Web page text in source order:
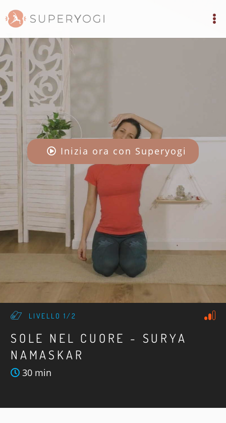
Inizia ora con Superyogi
LIVELLO 1/2
SOLE NEL CUORE - SURYA
NAMASKAR
30 min